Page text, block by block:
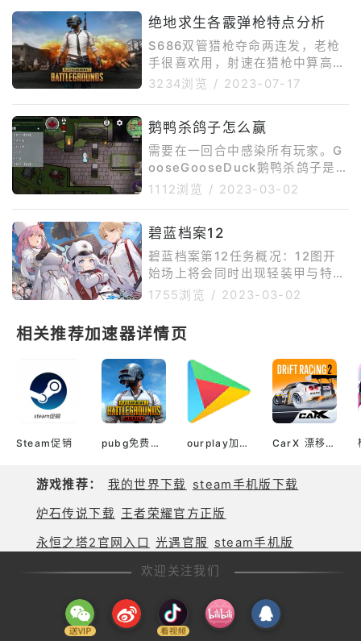
及还有各种加速道具等
绝地求生各霰弹枪特点分析
S686双管猎枪夺命两连发，老枪
手很喜欢用，射速在猎枪中算高
的，配备上猎枪收束器这个神器，
意义上也能增加攻击距离，据说最
远可以打中50m的目标，就是离得
远了伤害降低。毕竟霰弹枪是25*
9的伤害，就是9发全中必死，但
是没中一两颗，伤害就会少了很
群：枪法很刚的老手。不推荐不熟
悉这个枪械的人使用推荐理由：两
连发入魂
3234浏览 / 2023-07-17
鹅鸭杀鸽子怎么赢
需要在一回合中感染所有玩家。G
ooseGooseDuck鹅鸭杀鸽子是中
立阵营角色，技能可以感染别人，
游戏是一款休闲的游戏，玩家在游
戏扮演一只好看的鸭子在里面进行
解谜，在里面进行合理的判断，将
冒名假的狼人寻找出来，有很多的
任务可以完成，获得道具，更快的
时候都要杀死一个角色，成为最后
1112浏览 / 2023-03-02
碧蓝档案12
碧蓝档案第12任务概况：12图开
始场上将会同时出现轻装甲与特殊
装甲类型敌人，但按攻略推荐的路
理轻装甲与特殊装甲的情况，且由
于SUB任务敌人几乎全为轻装甲
（仅12-4到12-5的SUB任务中敌
人为特殊装甲），推荐配队为一队
爆发二队神秘。（其实若有闲情逸
致自己去钻研走法，地图上敌人的
配置就是对解答的暗示了）BOSS
点有重装甲的ユウカ（国际服：优
1755浏览 / 2023-03-02
相关推荐加速器详情页
Steam促销 pubg免费加速器 ourplay加速器官网 CarX 漂移赛车 2
游戏推荐： 我的世界下载 steam手机版下载
炉石传说下载 王者荣耀官方正版
永恒之塔2官网入口 光遇官服
steam手机版
欢迎关注我们